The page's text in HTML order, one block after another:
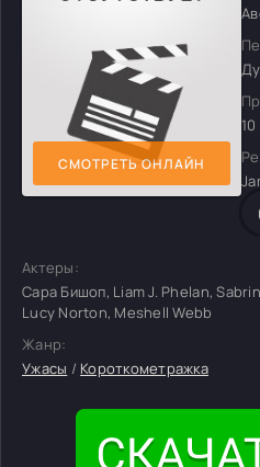
СМОТРЕТЬ ОНЛАЙН
Актеры:
Сара Бишоп, Liam J. Phelan,
Lucy Norton, Meshell Webb
Жанр:
Ужасы / Короткометражка